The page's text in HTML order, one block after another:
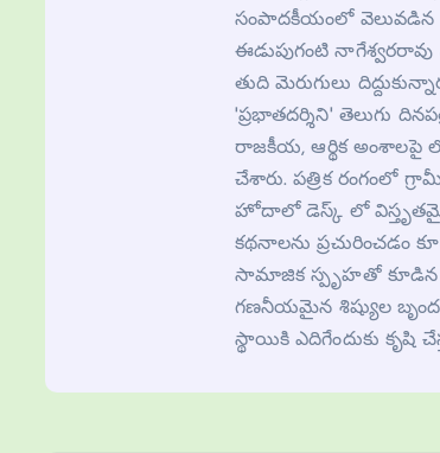
సంపాదకీయంలో వెలువడిన
ఈడుపుగంటి
తుది మెరుగులు
'ప్రభాతదర్శిని' తెలుగు
రాజకీయ, ఆర్థిక అంశాలపై
చేశారు. పత్రిక రంగంలో
హోదాలో డెస్క్ లో విస్తృతమైన
కథనాలను ప్రచురించడం
సామాజిక స్పృహతో కూడిన
గణనీయమైన శిష్యుల
స్థాయికి ఎదిగేందుకు కృషి